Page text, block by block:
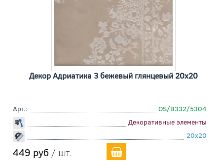
Декор Адриатика 3 бежевый глянцевый 20x20
Арт.:
OS/B332/5304
Декоративные элементы
20x20
449 руб / шт.